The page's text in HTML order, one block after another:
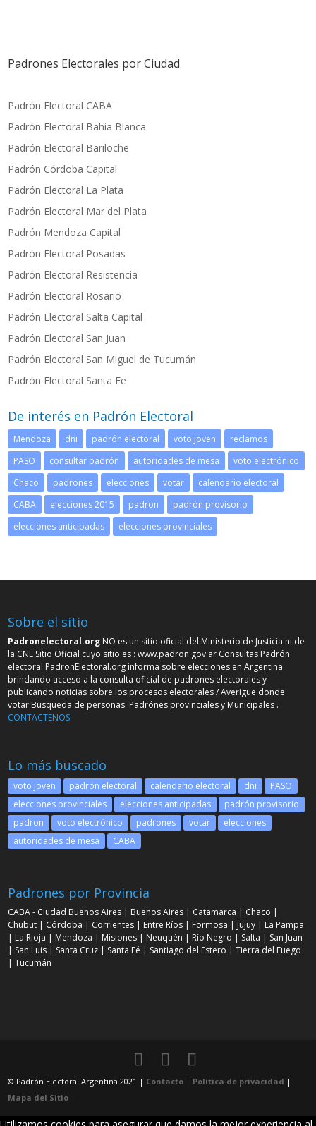
Padrones Electorales por Ciudad
Padrón Electoral CABA
Padrón Electoral Bahia Blanca
Padrón Electoral Bariloche
Padrón Córdoba Capital
Padrón Electoral La Plata
Padrón Electoral Mar del Plata
Padrón Mendoza Capital
Padrón Electoral Posadas
Padrón Electoral Resistencia
Padrón Electoral Rosario
Padrón Electoral Salta Capital
Padrón Electoral San Juan
Padrón Electoral San Miguel de Tucumán
Padrón Electoral Santa Fe
De interés en Padrón Electoral
Mendoza dni padrón electoral voto joven
reclamos
PASO
consultar padrón autoridades de mesa
voto electrónico
Chaco
padrones elecciones votar
calendario electoral
CABA
elecciones 2015 padron
padrón provisorio
elecciones anticipadas
elecciones provinciales
Sobre el sitio
Padronelectoral.org NO es un sitio oficial del Ministerio de Justicia ni de
la CNE Sitio Oficial cuyo sitio es :www.padron.gov.ar Consultas Padrón
electoral PadronElectoral.org informa sobre elecciones en Argentina
brindando acceso a la consulta oficial de padrones electorales y
publicando noticias sobre los procesos electorales / Averigue donde
votar Busqueda de personas. Padrónes provinciales y Municipales .
CONTACTENOS
Lo más buscado
voto joven padrón electoral calendario electoral dni
PASO
elecciones provinciales
elecciones anticipadas
padrón provisorio
padron
voto electrónico padrones votar
elecciones
autoridades de mesa
CABA
Padrones por Provincia
CABA - Ciudad Buenos Aires | Buenos Aires | Catamarca | Chaco |
Chubut | Córdoba | Corrientes | Entre Ríos | Formosa | Jujuy | La Pampa
| La Rioja | Mendoza | Misiones | Neuquén | Río Negro | Salta | San Juan
| San Luis | Santa Cruz | Santa Fé | Santiago del Estero |Tierra del Fuego
|Tucumán
© Padrón Electoral Argentina 2021 | Contacto | Política de privacidad |
Mapa del Sitio